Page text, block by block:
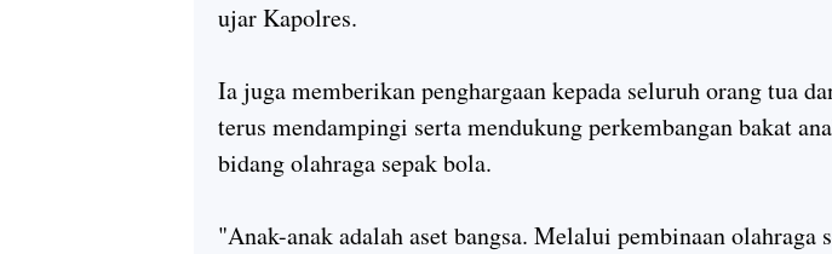
ujar Kapolres.
Ia juga memberikan penghargaan kepada seluruh orang tua
terus mendampingi serta mendukung perkembangan bakat
bidang olahraga sepak bola.
"Anak-anak adalah aset bangsa. Melalui pembinaan olahraga